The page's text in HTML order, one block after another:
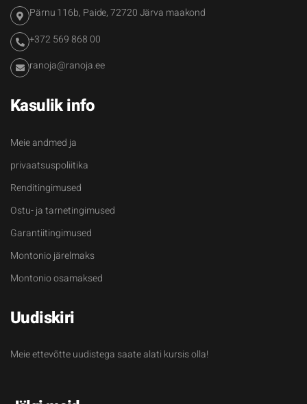
Pärnu 116b, Paide, 72720 Järva maakond
+372 569 868 00
ranoja@ranoja.ee
Kasulik info
Meie andmed ja
privaatsuspoliitika
Renditingimused
Ostu- ja tarnetingimused
Garantiitingimused
Montonio järelmaks
Montonio osamaksed
Uudiskiri
Meie ettevõtte uudistega saate alati kursis olla!